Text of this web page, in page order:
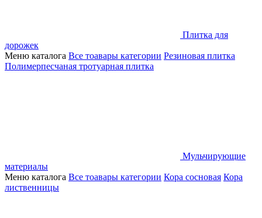
Плитка для
дорожек
Меню каталога Все тоавары категории Резиновая плитка
Полимерпесчаная тротуарная плитка
Мульчирующие
материалы
Меню каталога Все тоавары категории Кора сосновая Кора
лиственницы